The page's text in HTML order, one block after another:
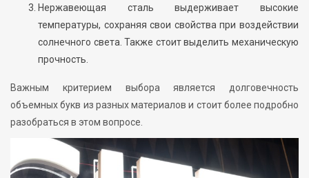
Нержавеющая сталь выдерживает высокие
температуры, сохраняя свои свойства при воздействии
солнечного света. Также стоит выделить механическую
прочность.
Важным критерием выбора является долговечность
объемных букв из разных материалов и стоит более подробно
разобраться в этом вопросе.